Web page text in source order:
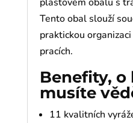
Tento obal slouží
praktickou
pracích.
Benefity, o
musíte
11 kvalitních